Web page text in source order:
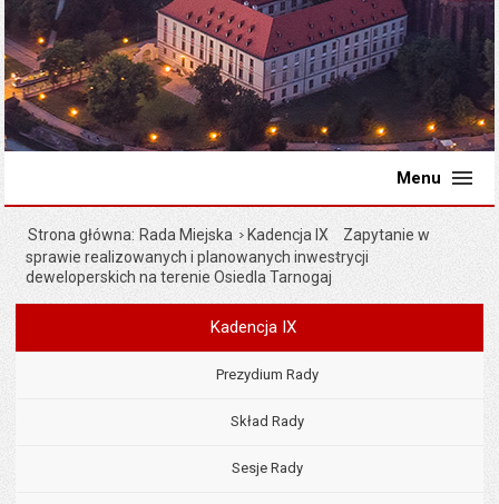
Menu
Strona główna Rada Miejska Kadencja IX
Zapytanie w
sprawie realizowanych i planowanych inwestrycji
deweloperskich na terenie Osiedla Tarnogaj
Menu
Kadencja IX
Prezydium Rady
Skład Rady
Sesje Rady